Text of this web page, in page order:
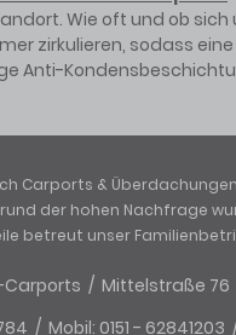
Wie oft und ob
zirkulieren, sodass
Anti-
Carports &
der hohen Nachfrage
betreut unser
Carports / Mittelstraße
/ Mobil: 0151 -